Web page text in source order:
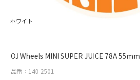
ホワイト
OJ Wheels MINI SUPER JUICE 78A 55mm
品番：140-2501